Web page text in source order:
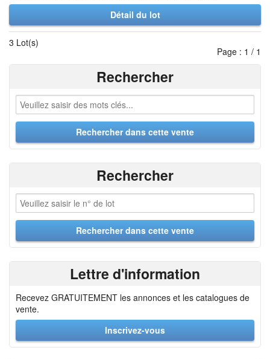
Détail du lot
3 Lot(s)
Page : 1 / 1
Rechercher
Rechercher
Lettre d'information
Recevez GRATUITEMENT les annonces et les catalogues de
vente.
Inscrivez-vous